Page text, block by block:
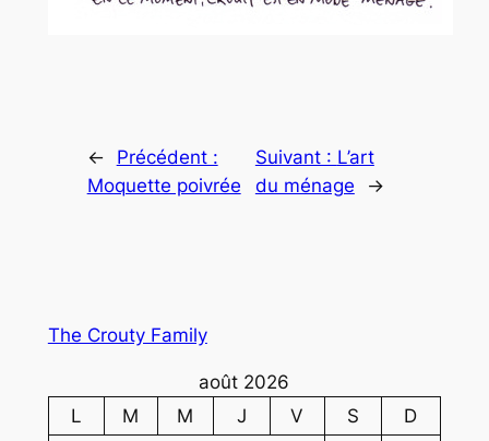
←
Précédent :
Moquette poivrée
Suivant : L’art
du ménage
→
The Crouty Family
août 2026
L
M M J V S
D